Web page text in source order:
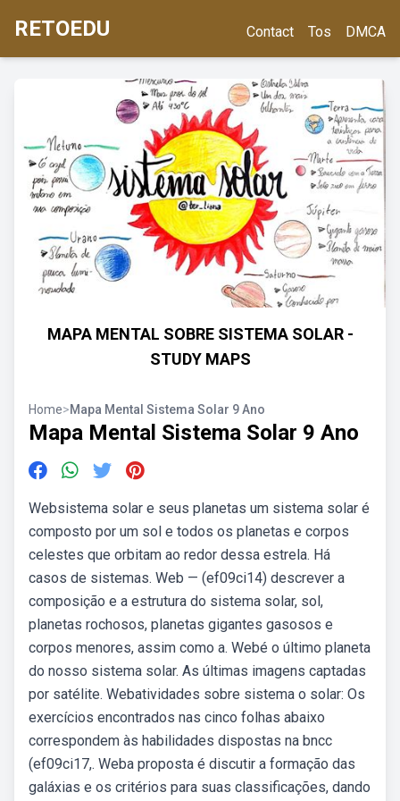
RETOEDU Contact Tos DMCA
MAPA MENTAL SOBRE SISTEMA SOLAR -
STUDY MAPS
Home>Mapa Mental Sistema Solar 9 Ano
Mapa Mental Sistema Solar 9 Ano
Websistema solar e seus planetas um sistema solar é
composto por um sol e todos os planetas e corpos
celestes que orbitam ao redor dessa estrela. Há
casos de sistemas. Web — (ef09ci14) descrever a
composição e a estrutura do sistema solar, sol,
planetas rochosos, planetas gigantes gasosos e
corpos menores, assim como a. Webé o último planeta
do nosso sistema solar. As últimas imagens captadas
por satélite. Webatividades sobre sistema o solar: Os
exercícios encontrados nas cinco folhas abaixo
correspondem às habilidades dispostas na bncc
(ef09ci17,. Weba proposta é discutir a formação das
galáxias e os critérios para suas classificações, dando